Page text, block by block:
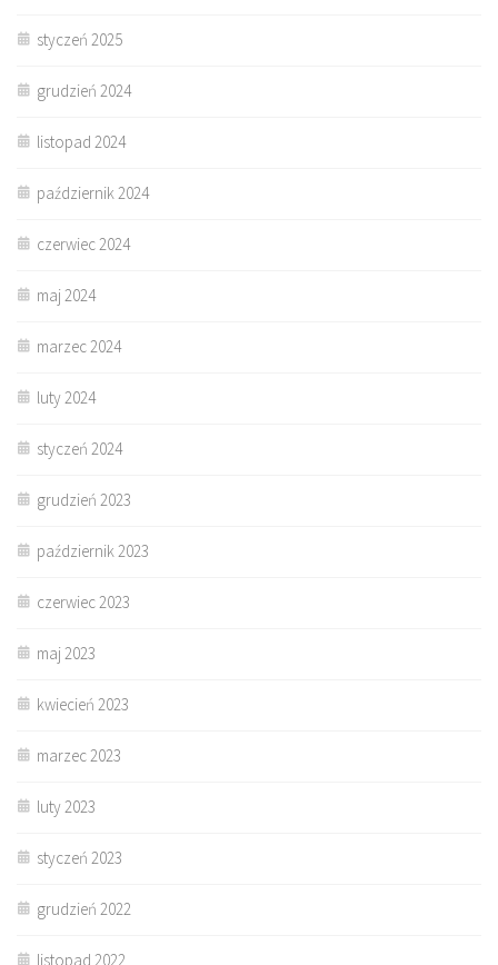
styczeń 2025
grudzień 2024
listopad 2024
październik 2024
czerwiec 2024
maj 2024
marzec 2024
luty 2024
styczeń 2024
grudzień 2023
październik 2023
czerwiec 2023
maj 2023
kwiecień 2023
marzec 2023
luty 2023
styczeń 2023
grudzień 2022
listopad 2022